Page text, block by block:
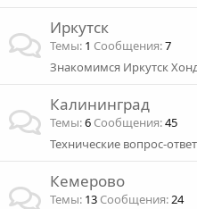
Иркутск
Темы 1 Сообщения 7
Знакомимся Иркутск
Калининград
Темы 6 Сообщения 45
Технические вопрос-ответ
Кемерово
Темы 13 Сообщения 24